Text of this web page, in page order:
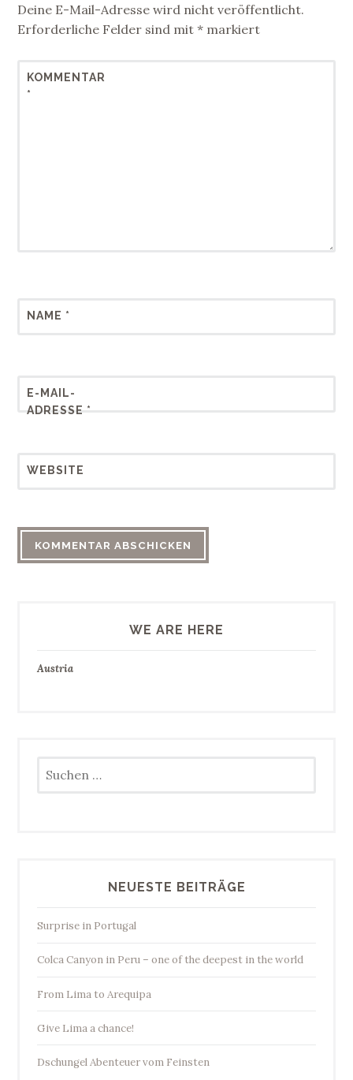
Deine E-Mail-Adresse wird nicht veröffentlicht.
Erforderliche Felder sind mit* markiert
KOMMENTAR
*
NAME *
E-MAIL-
ADRESSE *
WEBSITE
WE ARE HERE
Austria
nach:
NEUESTE BEITRÄGE
Surprise in Portugal
Colca Canyon in Peru – one of the deepest in the world
From Lima to Arequipa
Give Lima a chance!
Dschungel Abenteuer vom Feinsten